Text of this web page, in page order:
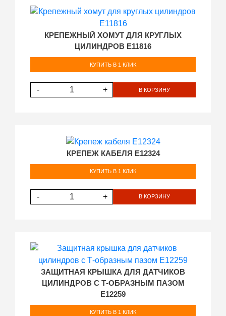
КРЕПЕЖНЫЙ ХОМУТ ДЛЯ КРУГЛЫХ
ЦИЛИНДРОВ E11816
КУПИТЬ В 1 КЛИК
- + В КОРЗИНУ
КРЕПЕЖ КАБЕЛЯ E12324
КУПИТЬ В 1 КЛИК
- + В КОРЗИНУ
ЗАЩИТНАЯ КРЫШКА ДЛЯ ДАТЧИКОВ
ЦИЛИНДРОВ С Т-ОБРАЗНЫМ ПАЗОМ
E12259
КУПИТЬ В 1 КЛИК